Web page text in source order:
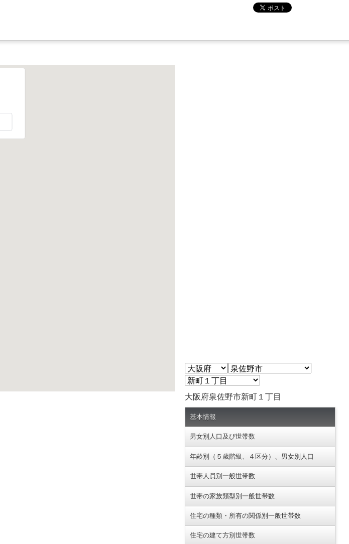
大阪府泉佐野市新町１丁目
基本情報
男女別人口及び世帯数
年齢別（５歳階級、４区分）、男女別人口
世帯人員別一般世帯数
世帯の家族類型別一般世帯数
住宅の種類・所有の関係別一般世帯数
住宅の建て方別世帯数